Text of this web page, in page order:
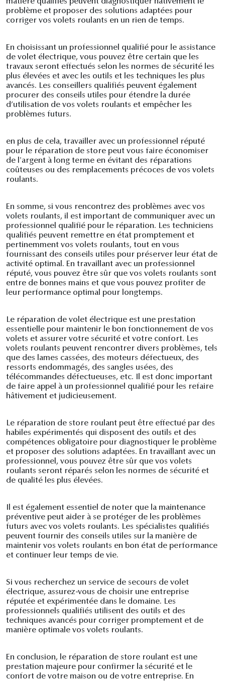
problème et proposer des solutions adaptées pour
corriger vos volets roulants en un rien de temps.
En choisissant un professionnel qualifié pour le assistance
de volet électrique, vous pouvez être certain que les
travaux seront effectués selon les normes de sécurité les
plus élevées et avec les outils et les techniques les plus
avancés. Les conseillers qualifiés peuvent également
procurer des conseils utiles pour étendre la durée
d’utilisation de vos volets roulants et empêcher les
problèmes futurs.
en plus de cela, travailler avec un professionnel réputé
pour le réparation de store peut vous faire économiser
de l'argent à long terme en évitant des réparations
coûteuses ou des remplacements précoces de vos volets
roulants.
En somme, si vous rencontrez des problèmes avec vos
volets roulants, il est important de communiquer avec un
professionnel qualifié pour le réparation. Les techniciens
qualifiés peuvent remettre en état promptement et
pertinemment vos volets roulants, tout en vous
fournissant des conseils utiles pour préserver leur état de
activité optimal. En travaillant avec un professionnel
réputé, vous pouvez être sûr que vos volets roulants sont
entre de bonnes mains et que vous pouvez profiter de
leur performance optimal pour longtemps.
Le réparation de volet électrique est une prestation
essentielle pour maintenir le bon fonctionnement de vos
volets et assurer votre sécurité et votre confort. Les
volets roulants peuvent rencontrer divers problèmes, tels
que des lames cassées, des moteurs défectueux, des
ressorts endommagés, des sangles usées, des
télécommandes défectueuses, etc. Il est donc important
de faire appel à un professionnel qualifié pour les refaire
hâtivement et judicieusement.
Le réparation de store roulant peut être effectué par des
habiles expérimentés qui disposent des outils et des
compétences obligatoire pour diagnostiquer le problème
et proposer des solutions adaptées. En travaillant avec un
professionnel, vous pouvez être sûr que vos volets
roulants seront réparés selon les normes de sécurité et
de qualité les plus élevées.
Il est également essentiel de noter que la maintenance
préventive peut aider à se protéger de les problèmes
futurs avec vos volets roulants. Les spécialistes qualifiés
peuvent fournir des conseils utiles sur la manière de
maintenir vos volets roulants en bon état de performance
et continuer leur temps de vie.
Si vous recherchez un service de secours de volet
électrique, assurez-vous de choisir une entreprise
réputée et expérimentée dans le domaine. Les
professionnels qualifiés utilisent des outils et des
techniques avancés pour corriger promptement et de
manière optimale vos volets roulants.
En conclusion, le réparation de store roulant est une
prestation majeure pour confirmer la sécurité et le
confort de votre maison ou de votre entreprise. En